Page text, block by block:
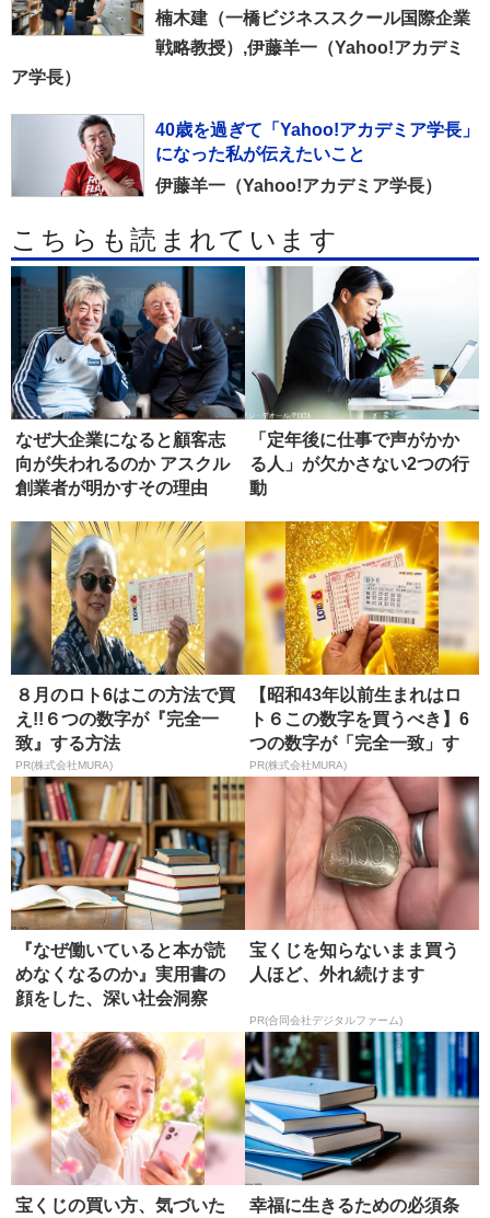
楠木建（一橋ビジネススクール国際企業
戦略教授）,伊藤羊一（Yahoo!アカデミ
ア学長）
40歳を過ぎて「Yahoo!アカデミア学長」
になった私が伝えたいこと
伊藤羊一（Yahoo!アカデミア学長）
こちらも読まれています
なぜ大企業になると顧客志
向が失われるのか アスクル
創業者が明かすその理由
「定年後に仕事で声がかか
る人」が欠かさない2つの行
動
８月のロト6はこの方法で買
え!!６つの数字が『完全一
致』する方法
PR(株式会社MURA)
【昭和43年以前生まれはロ
ト６この数字を買うべき】6
つの数字が「完全一致」す
る方...
PR(株式会社MURA)
『なぜ働いていると本が読
めなくなるのか』実用書の
顔をした、深い社会洞察
宝くじを知らないまま買う
人ほど、外れ続けます
PR(合同会社デジタルファーム)
宝くじの買い方、気づいた
幸福に生きるための必須条